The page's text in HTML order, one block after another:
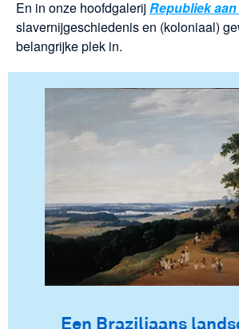
En in onze hoofdgalerijRepubliek aan
slavernijgeschiedenis en (koloniaal)
belangrijke plek in.
Een Braziliaans